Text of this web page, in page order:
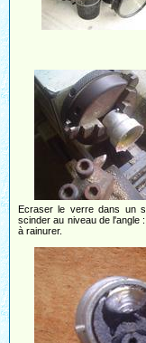
Ecraser le verre dans un
scinder au niveau de l'angle
à rainurer.